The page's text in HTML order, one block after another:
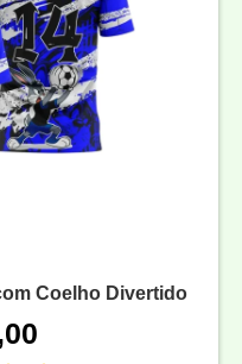
Coelho Divertido